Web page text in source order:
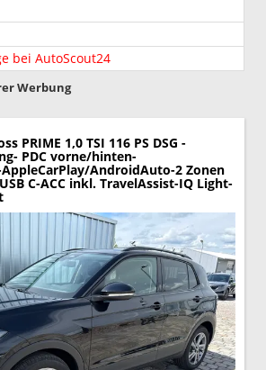
bei AutoScout24
Werbung
PRIME 1,0 TSI 116 PS DSG -
PDC vorne/hinten-
AndroidAuto-2 Zonen
C-ACC inkl. TravelAssist-IQ Light-